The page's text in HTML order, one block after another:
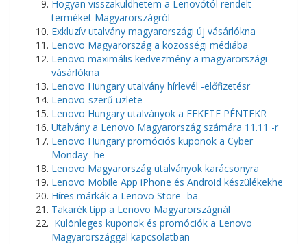
Hogyan visszaküldhetem a Lenovótól rendelt
terméket Magyarországról
Exkluzív utalvány magyarországi új vásárlókna
Lenovo Magyarország a közösségi médiába
Lenovo maximális kedvezmény a magyarországi
vásárlókna
Lenovo Hungary utalvány hírlevél -előfizetésr
Lenovo-szerű üzlete
Lenovo Hungary utalványok a FEKETE PÉNTEKR
Utalvány a Lenovo Magyarország számára 11.11 -r
Lenovo Hungary promóciós kuponok a Cyber ​​
Monday -he
Lenovo Magyarország utalványok karácsonyra
Lenovo Mobile App iPhone és Android készülékekhe
Híres márkák a Lenovo Store -ba
Takarék tipp a Lenovo Magyarországnál
Különleges kuponok és promóciók a Lenovo
Magyarországgal kapcsolatban